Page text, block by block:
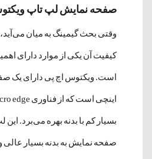
صفحه نمایش لپ تاپ
وقتی بحث گیمینگ به میان
کیفیت آن یکی از موارد دارای
بسیار کم با بدنه بهره می‌برد.